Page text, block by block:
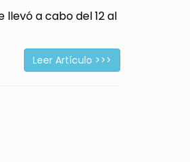
llevó a cabo del 12 al
Leer Artículo >>>